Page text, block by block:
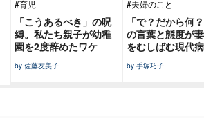
#育児
「こうあるべき」の呪
縛。私たち親子が幼稚
園を2度辞めたワケ
by 佐藤友美子
#夫婦のこと
「で？だから何
の言葉と態度が
をむしばむ現代病
by 手塚巧子